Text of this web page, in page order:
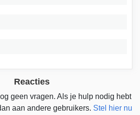
Reacties
geen vragen. Als je hulp nodig hebt
aan andere gebruikers. Stel hier nu